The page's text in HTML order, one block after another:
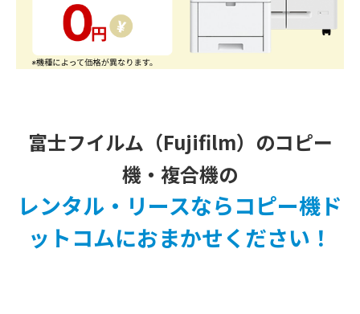
富士フイルム（Fujifilm）のコピー
機・複合機の
レンタル・リースならコピー機ド
ットコムにおまかせください！